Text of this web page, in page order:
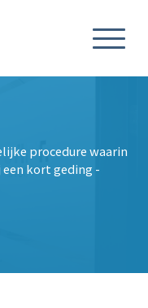
procedure waarin
een kort geding -